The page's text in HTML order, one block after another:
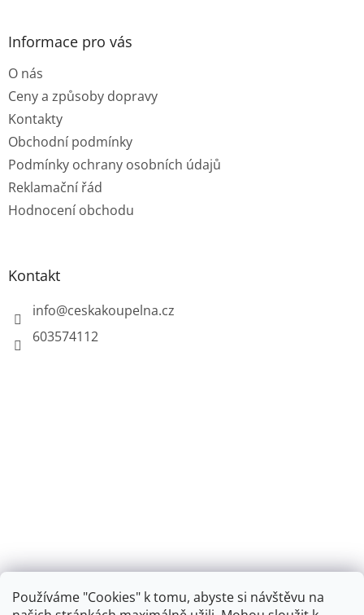
Používáme "Cookies" k tomu, abyste si návštěvu na
Informace pro vás
O nás
Ceny a způsoby dopravy
Kontakty
Obchodní podmínky
Podmínky ochrany osobních údajů
Reklamační řád
Hodnocení obchodu
Kontakt
info@ceskakoupelna.cz
603574112